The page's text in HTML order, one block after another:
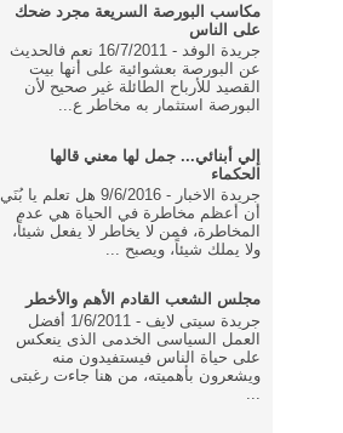
مكاسب البورصة السريعة مجرد ضحك
على الناس
جريدة الوفد - 16/7/2011 نعم فالحديث
عن البورصة بعشوائية على أنها بيت
القصيد للأرباح الطائلة غير صحيح لأن
البورصة استثمار به مخاطر ع...
إلي أبنائي... جمل لها معني قالها
الحكماء
جريدة الاخبار - 9/6/2016 هل تعلم يا بُنَي
أن أعظم مخاطرة في الحياة هي عدم
المخاطرة، فمن لا يخاطر لا يفعل شيئاً،
ولا يملك شيئاً، ويصبح ...
مجلس الشعب القادم الأهم والأخطر
جريدة سيتى لايف - 1/6/2011 أفضل
العمل السياسى الخدمى الذى ينعكس
على حياة الناس فيستفيدون منه
ويشعرون بأهميته، من هنا جاءت رغبتى